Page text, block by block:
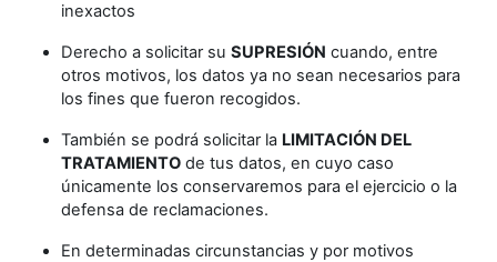
inexactos
Derecho a solicitar su SUPRESIÓN cuando, entre
otros motivos, los datos ya no sean necesarios para
los fines que fueron recogidos.
También se podrá solicitar la LIMITACIÓN DEL
TRATAMIENTO de tus datos, en cuyo caso
únicamente los conservaremos para el ejercicio o la
defensa de reclamaciones.
En determinadas circunstancias y por motivos